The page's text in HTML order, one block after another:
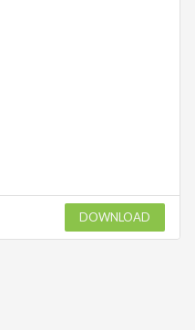
DOWNLOAD